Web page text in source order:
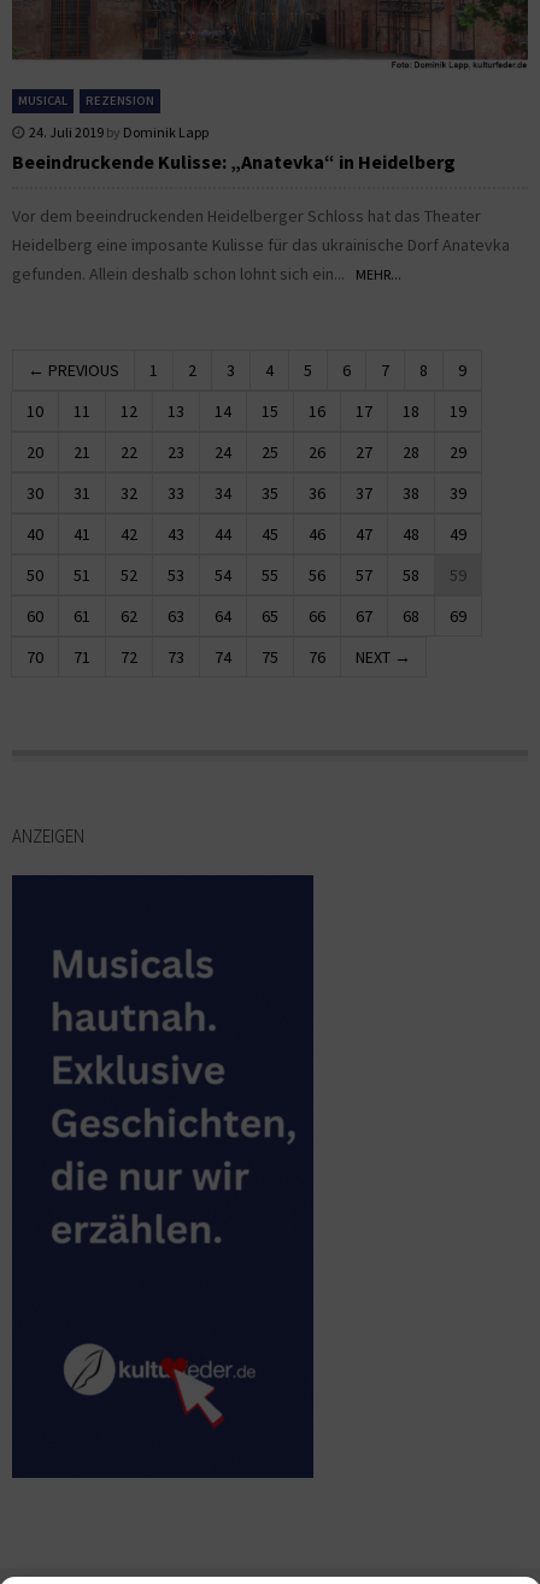
MUSICAL REZENSION
24. Juli 2019 by Dominik Lapp
Beeindruckende Kulisse: „Anatevka“ in Heidelberg
Vor dem beeindruckenden Heidelberger Schloss hat das Theater
Heidelberg eine imposante Kulisse für das ukrainische Dorf Anatevka
gefunden. Allein deshalb schon lohnt sich ein...
MEHR...
← PREVIOUS 1 2 3 4 5 6 7 8
9
10
11 12 13 14 15 16 17 18
19
20
21 22 23 24 25 26 27 28
29
30
31 32 33 34 35 36 37 38
39
40
41 42 43 44 45 46 47 48
49
50
51 52 53 54 55 56 57 58
59
60
61 62 63 64 65 66 67 68
69
70
71 72 73 74 75 76 NEXT →
ANZEIGEN